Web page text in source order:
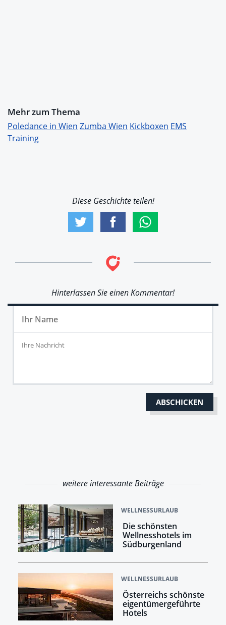
Mehr zum Thema
Poledance in Wien Zumba Wien Kickboxen EMS
Training
Diese Geschichte teilen!
Hinterlassen Sie einen Kommentar!
weitere interessante Beiträge
WELLNESSURLAUB
Die schönsten
Wellnesshotels im
Südburgenland
WELLNESSURLAUB
Österreichs schönste
eigentümergeführte
Hotels